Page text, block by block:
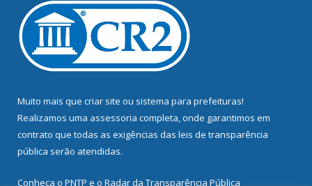
Muito mais que criar site ou sistema para prefeituras!
Realizamos uma assessoria completa, onde garantimos em
contrato que todas as exigências das leis de transparência
pública serão atendidas.
Conheça o PNTP e o Radar da Transparência Pública